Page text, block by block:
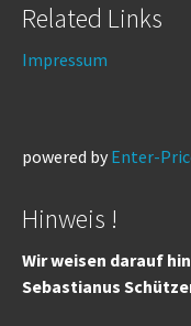
Related Links
Impressum
powered by Enter-
Hinweis !
Wir weisen darauf
Sebastianus